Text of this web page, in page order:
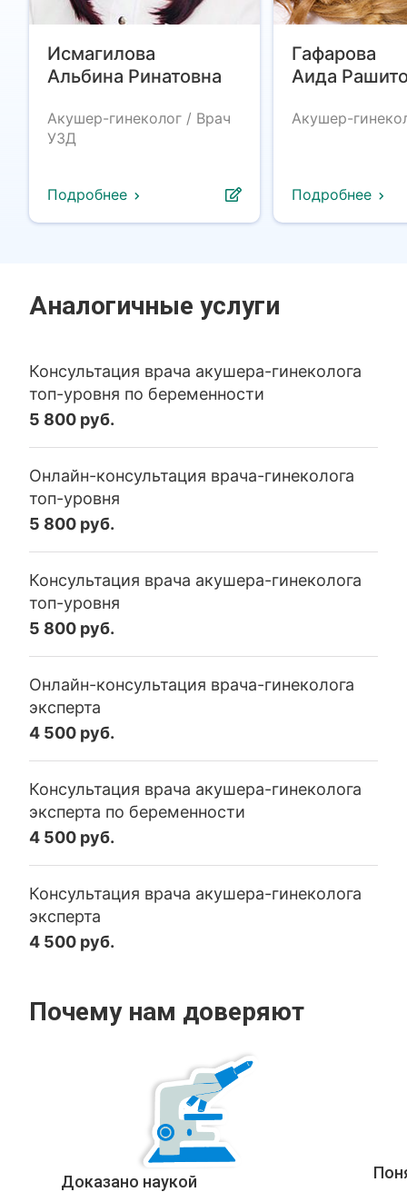
Исмагилова
Альбина Ринатовна
Акушер-гинеколог / Врач
УЗД
Подробнее
Гафарова
Аида
Акушер-
Подробнее
Аналогичные услуги
Консультация врача акушера-гинеколога
топ-уровня по беременности
5 800 руб.
Онлайн-консультация врача-гинеколога
топ-уровня
5 800 руб.
Консультация врача акушера-гинеколога
топ-уровня
5 800 руб.
Онлайн-консультация врача-гинеколога
эксперта
4 500 руб.
Консультация врача акушера-гинеколога
эксперта по беременности
4 500 руб.
Консультация врача акушера-гинеколога
эксперта
4 500 руб.
Почему нам доверяют
Доказано наукой